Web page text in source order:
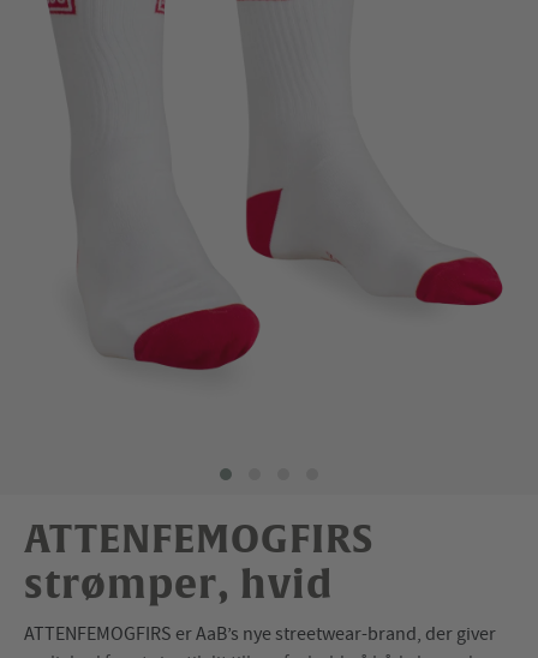
ATTENFEMOGFIRS
strømper, hvid
ATTENFEMOGFIRS er AaB’s nye streetwear-brand, der giver